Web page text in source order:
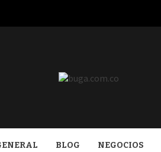
BLOG NEGOCIOS